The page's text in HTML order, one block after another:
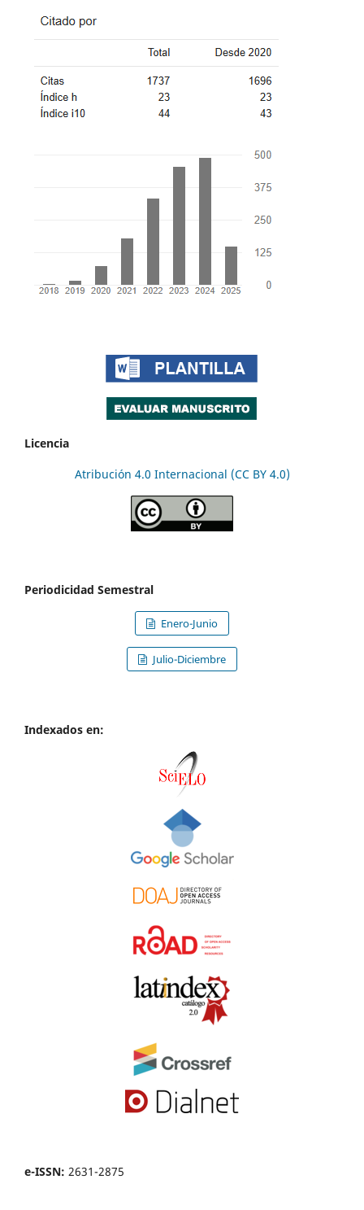
Licencia
Atribución 4.0 Internacional (CC BY 4.0)
Periodicidad Semestral
Enero-Junio
Julio-Diciembre
Indexados en:
e-ISSN: 2631-2875